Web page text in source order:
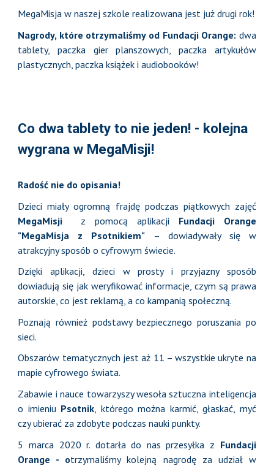
MegaMisja w naszej szkole realizowana jest już drugi rok!
Nagrody, które otrzymaliśmy od Fundacji Orange: dwa
tablety, paczka gier planszowych, paczka artykułów
plastycznych, paczka książek i audiobooków!
Co dwa tablety to nie jeden! - kolejna
wygrana w MegaMisji!
Radość nie do opisania!
Dzieci miały ogromną frajdę podczas piątkowych zajęć
MegaMisji z pomocą aplikacji Fundacji Orange
"MegaMisja z Psotnikiem" – dowiadywały się w
atrakcyjny sposób o cyfrowym świecie.
Dzięki aplikacji, dzieci w prosty i przyjazny sposób
dowiadują się jak weryfikować informacje, czym są prawa
autorskie, co jest reklamą, a co kampanią społeczną.
Poznają również podstawy bezpiecznego poruszania po
sieci.
Obszarów tematycznych jest aż 11 – wszystkie ukryte na
mapie cyfrowego świata.
Zabawie i nauce towarzyszy wesoła sztuczna inteligencja
o imieniu Psotnik, którego można karmić, głaskać, myć
czy ubierać za zdobyte podczas nauki punkty.
5 marca 2020 r. dotarła do nas przesyłka z Fundacji
Orange - otrzymaliśmy kolejną nagrodę za udział w